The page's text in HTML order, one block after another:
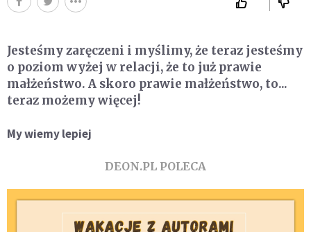
Jesteśmy zaręczeni i myślimy, że teraz jesteśmy
o poziom wyżej w relacji, że to już prawie
małżeństwo. A skoro prawie małżeństwo, to...
teraz możemy więcej!
My wiemy lepiej
DEON.PL POLECA